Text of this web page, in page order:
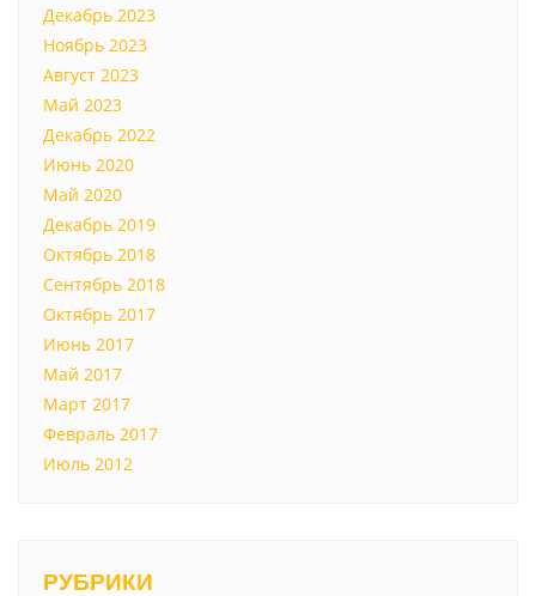
Декабрь 2023
Ноябрь 2023
Август 2023
Май 2023
Декабрь 2022
Июнь 2020
Май 2020
Декабрь 2019
Октябрь 2018
Сентябрь 2018
Октябрь 2017
Июнь 2017
Май 2017
Март 2017
Февраль 2017
Июль 2012
РУБРИКИ